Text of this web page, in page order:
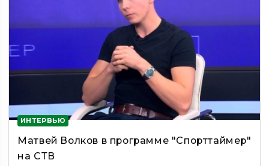
ИНТЕРВЬЮ
Матвей Волков в программе "Спорттаймер"
на СТВ